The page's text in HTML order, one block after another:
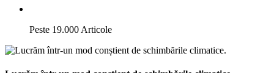
Peste 19.000 Articole